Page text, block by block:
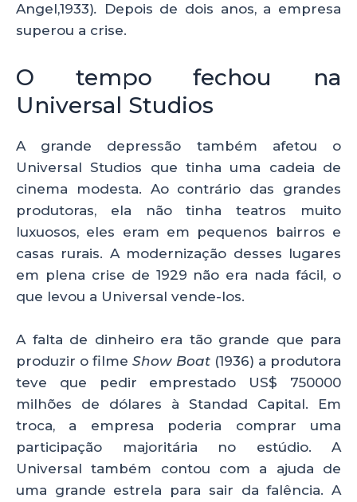
Angel,1933). Depois de dois anos, a empresa
superou a crise.
O tempo fechou na
Universal Studios
A grande depressão também afetou o
Universal Studios que tinha uma cadeia de
cinema modesta. Ao contrário das grandes
produtoras, ela não tinha teatros muito
luxuosos, eles eram em pequenos bairros e
casas rurais. A modernização desses lugares
em plena crise de 1929 não era nada fácil, o
que levou a Universal vende-los.
A falta de dinheiro era tão grande que para
produzir o filmeShow Boat (1936) a produtora
teve que pedir emprestado US$ 750000
milhões de dólares à Standad Capital. Em
troca, a empresa poderia comprar uma
participação majoritária no estúdio. A
Universal também contou com a ajuda de
uma grande estrela para sair da falência. A